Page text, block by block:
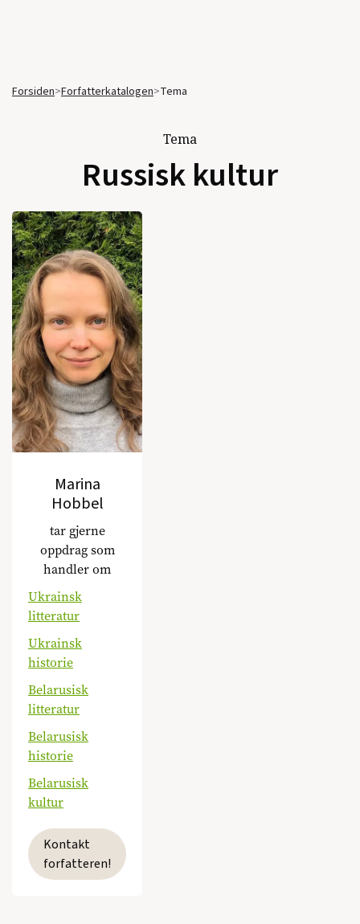
Forsiden>Forfatterkatalogen>Tema
Tema
Russisk kultur
Marina
Hobbel
tar gjerne
oppdrag som
handler om
Ukrainsk
litteratur
Ukrainsk
historie
Belarusisk
litteratur
Belarusisk
historie
Belarusisk
kultur
Kontakt
forfatteren!